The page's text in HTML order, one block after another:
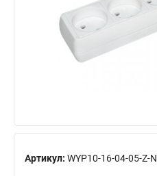
Артикул: WYP10-16-04-05-Z-N